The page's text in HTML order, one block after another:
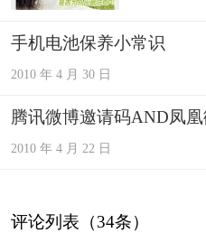
手机电池保养小常识
2010 年 4 月 30 日
腾讯微博邀请码AND凤
2010 年 4 月 22 日
评论列表（34条）